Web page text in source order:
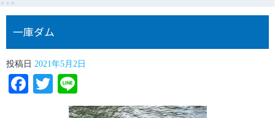
一庫ダム
投稿日 2021年5月2日
Facebook
Twitter